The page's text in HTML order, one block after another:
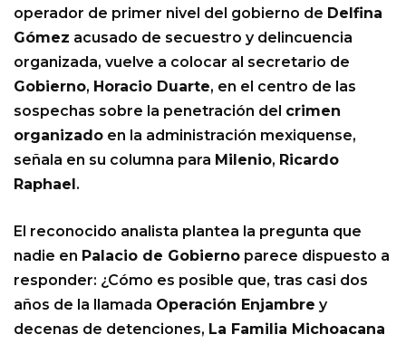
operador de primer nivel del gobierno de Delfina
Gómez acusado de secuestro y delincuencia
organizada, vuelve a colocar al secretario de
Gobierno, Horacio Duarte, en el centro de las
sospechas sobre la penetración del crimen
organizado en la administración mexiquense,
señala en su columna para Milenio, Ricardo
Raphael .
El reconocido analista plantea la pregunta que
nadie en Palacio de Gobierno parece dispuesto a
responder: ¿Cómo es posible que, tras casi dos
años de la llamada Operación Enjambre y
decenas de detenciones, La Familia Michoacana